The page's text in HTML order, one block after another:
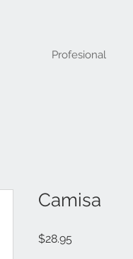
Profesional
Camisa
$28.95